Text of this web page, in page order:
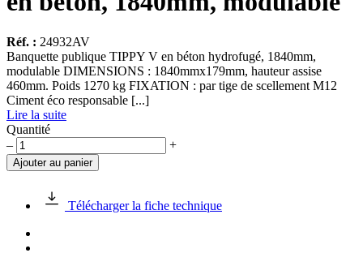
Réf. : 24932AV
Banquette publique TIPPY V en béton hydrofugé, 1840mm,
modulable DIMENSIONS : 1840mmx179mm, hauteur assise
460mm. Poids 1270 kg FIXATION : par tige de scellement M12
Ciment éco responsable [...]
Lire la suite
Quantité
quantité
de
Banquette
TIPPY
béton,
– +
Ajouter au panier
Télécharger la fiche technique